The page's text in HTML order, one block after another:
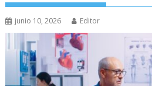
junio 10, 2026 Editor